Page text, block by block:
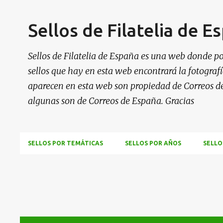
Sellos de Filatelia de
Sellos de Filatelia de España es una web donde
sellos que hay en esta web encontrará la
aparecen en esta web son propiedad de Correos
algunas son de Correos de España. Gracias
SELLOS POR TEMÁTICAS SELLOS POR AÑOS